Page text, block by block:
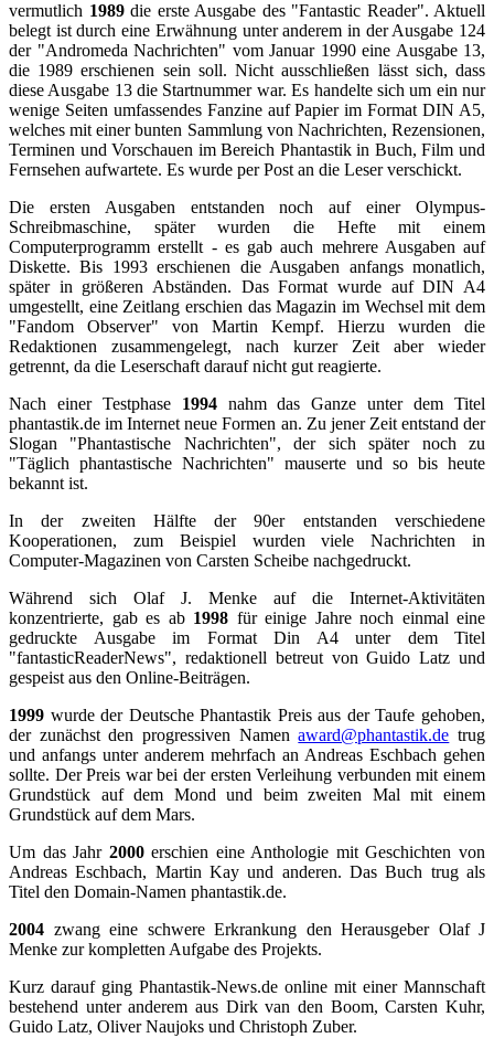
vermutlich 1989die erste Ausgabe des "Fantastic Reader". Aktuell
belegt ist durch eine Erwähnung unter anderem in der Ausgabe 124
der "Andromeda Nachrichten" vom Januar 1990 eine Ausgabe 13,
die 1989 erschienen sein soll. Nicht ausschließen lässt sich, dass
diese Ausgabe 13 die Startnummer war. Es handelte sich um ein nur
wenige Seiten umfassendes Fanzine auf Papier im Format DIN A5,
welches mit einer bunten Sammlung von Nachrichten, Rezensionen,
Terminen und Vorschauen im Bereich Phantastik in Buch, Film und
Fernsehen aufwartete. Es wurde per Post an die Leser verschickt.
Die ersten Ausgaben entstanden noch auf einer Olympus-
Schreibmaschine, später wurden die Hefte mit einem
Computerprogramm erstellt - es gab auch mehrere Ausgaben auf
Diskette. Bis 1993 erschienen die Ausgaben anfangs monatlich,
später in größeren Abständen. Das Format wurde auf DIN A4
umgestellt, eine Zeitlang erschien das Magazin im Wechsel mit dem
"Fandom Observer" von Martin Kempf. Hierzu wurden die
Redaktionen zusammengelegt, nach kurzer Zeit aber wieder
getrennt, da die Leserschaft darauf nicht gut reagierte.
Nach einer Testphase 1994nahm das Ganze unter dem Titel
phantastik.de im Internet neue Formen an. Zu jener Zeit entstand der
Slogan "Phantastische Nachrichten", der sich später noch zu
"Täglich phantastische Nachrichten" mauserte und so bis heute
bekannt ist.
In der zweiten Hälfte der 90er entstanden verschiedene
Kooperationen, zum Beispiel wurden viele Nachrichten in
Computer-Magazinen von Carsten Scheibe nachgedruckt.
Während sich Olaf J. Menke auf die Internet-Aktivitäten
konzentrierte, gab es ab 1998 für einige Jahre noch einmal eine
gedruckte Ausgabe im Format Din A4 unter dem Titel
"fantasticReaderNews", redaktionell betreut von Guido Latz und
gespeist aus den Online-Beiträgen.
1999 wurde der Deutsche Phantastik Preis aus der Taufe gehoben,
der zunächst den progressiven Namenaward@phantastik.de trug
und anfangs unter anderem mehrfach an Andreas Eschbach gehen
sollte. Der Preis war bei der ersten Verleihung verbunden mit einem
Grundstück auf dem Mond und beim zweiten Mal mit einem
Grundstück auf dem Mars.
Um das Jahr 2000erschien eine Anthologie mit Geschichten von
Andreas Eschbach, Martin Kay und anderen. Das Buch trug als
Titel den Domain-Namen phantastik.de.
2004 zwang eine schwere Erkrankung den Herausgeber Olaf J
Menke zur kompletten Aufgabe des Projekts.
Kurz darauf ging Phantastik-News.de online mit einer Mannschaft
bestehend unter anderem aus Dirk van den Boom, Carsten Kuhr,
Guido Latz, Oliver Naujoks und Christoph Zuber.